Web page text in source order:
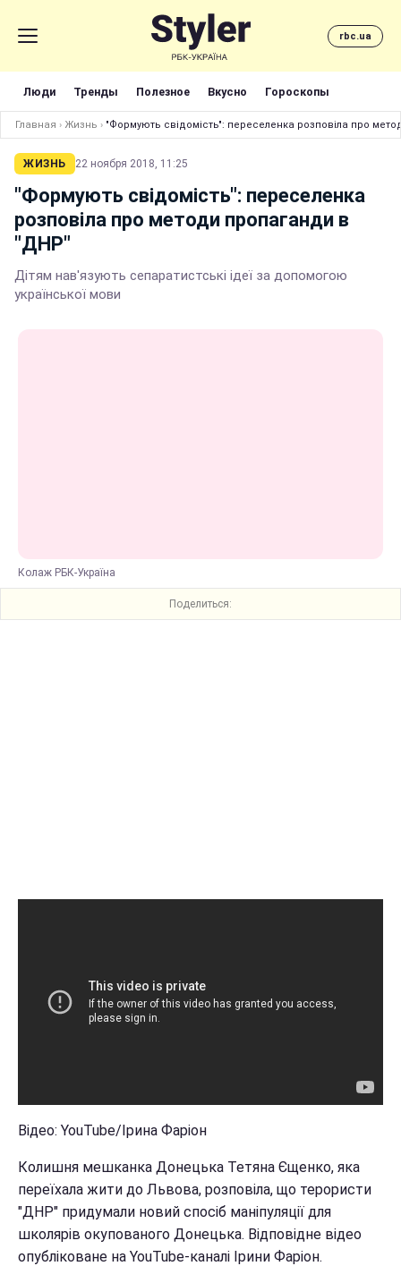
rbc.ua
Люди Тренды Полезное Вкусно Гороскопы
Главная › Жизнь › "Формують свідомість": переселенка розповіла про
ЖИЗНЬ 22 ноября 2018, 11:25
"Формують свідомість": переселенка
розповіла про методи пропаганди в
"ДНР"
Дітям нав'язують сепаратистські ідеї за допомогою
української мови
Колаж РБК-Україна
Поделиться:
Відео: YouTube/Ірина Фаріон
Колишня мешканка Донецька Тетяна Єщенко, яка
переїхала жити до Львова, розповіла, що терористи
"ДНР" придумали новий спосіб маніпуляції для
школярів окупованого Донецька. Відповідне відео
опубліковане на YouTube-каналі Ірини Фаріон.